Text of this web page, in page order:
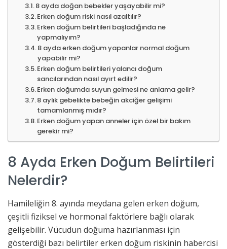
8 ayda doğan bebekler yaşayabilir mi?
Erken doğum riski nasıl azaltılır?
Erken doğum belirtileri başladığında ne
yapmalıyım?
8 ayda erken doğum yapanlar normal doğum
yapabilir mi?
Erken doğum belirtileri yalancı doğum
sancılarından nasıl ayırt edilir?
Erken doğumda suyun gelmesi ne anlama gelir?
8 aylık gebelikte bebeğin akciğer gelişimi
tamamlanmış mıdır?
Erken doğum yapan anneler için özel bir bakım
gerekir mi?
8 Ayda Erken Doğum Belirtileri
Nelerdir?
Hamileliğin 8. ayında meydana gelen erken doğum,
çeşitli fiziksel ve hormonal faktörlere bağlı olarak
gelişebilir. Vücudun doğuma hazırlanması için
gösterdiği bazı belirtiler erken doğum riskinin habercisi